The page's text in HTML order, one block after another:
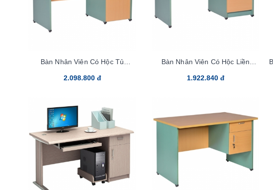
Bàn Nhân Viên Có Hộc Tủ
2.098.800 đ
Bàn Nhân Viên Có Hộc Liền
1.922.840 đ